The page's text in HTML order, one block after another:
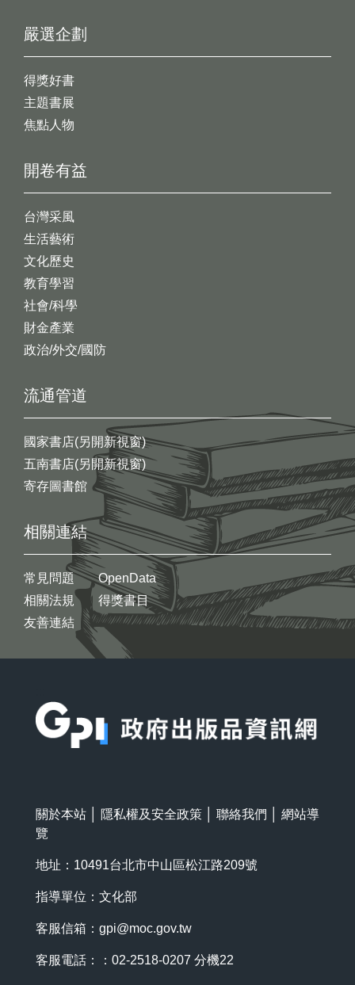
開卷有益
台灣采風
生活藝術
文化歷史
教育學習
社會/科學
財金產業
政治/外交/國防
嚴選企劃
得獎好書
主題書展
焦點人物
流通管道
國家書店(另開新視窗)
五南書店(另開新視窗)
寄存圖書館
相關連結
常見問題
相關法規
友善連結
OpenData
得獎書目
關於本站 隱私權及安全政策 聯絡我們
網站導
覽
地址：10491台北市中山區松江路209號
指導單位：文化部
客服信箱： gpi@moc.gov.tw
客服電話：：02-2518-0207 分機22